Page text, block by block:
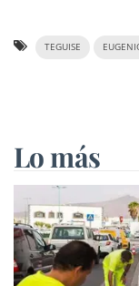
TEGUISE
Lo más